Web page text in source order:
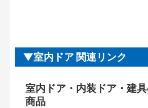
室内ドア 関連リンク
室内ドア・内装ドア・建
商品